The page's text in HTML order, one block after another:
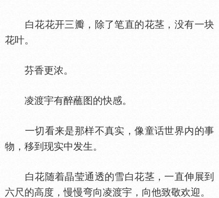
白花花开三瓣，除了笔直的花茎，没有一块
花叶。
芬香更浓。
凌渡宇有醉蘸图的快感。
一切看来是那样不真实，像童话世界内的事
物，移到现实中发生。
白花随着晶莹通透的雪白花茎，一直伸展到
六尺的高度，慢慢弯向凌渡宇，向他致敬欢迎。